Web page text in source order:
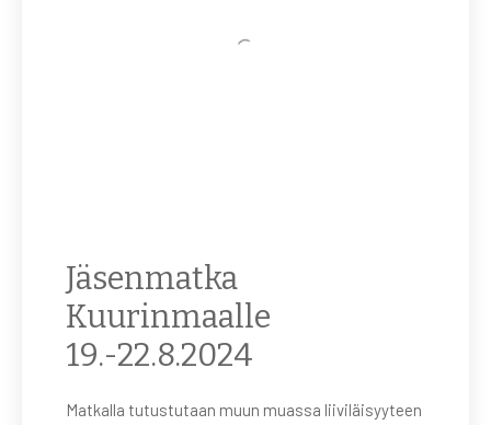
Jäsenmatka
Kuurinmaalle
19.-22.8.2024
Matkalla tutustutaan muun muassa liiviläisyyteen